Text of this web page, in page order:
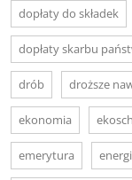
dopłaty do składek
dopłaty skarbu
drób droższe
ekonomia
emerytura